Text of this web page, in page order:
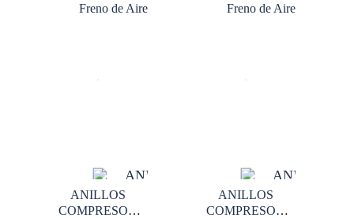
Freno de Aire Freno de Aire
ANILLOS
COMPRESOR
ANILLOS
COMPRESOR